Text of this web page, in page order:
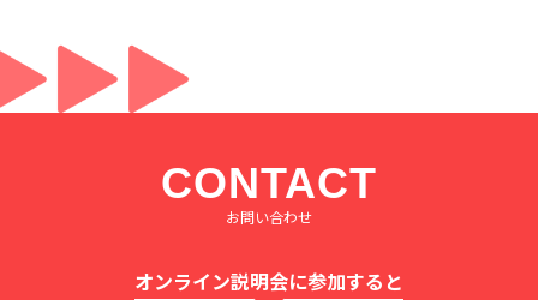
CONTACT
お問い合わせ
オンライン説明会に参加すると